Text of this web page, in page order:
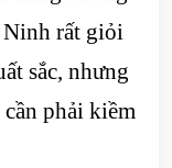
Ninh rất giỏi
sắc, nhưng
phải kiềm